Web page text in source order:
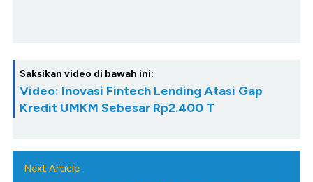
Saksikan video di bawah ini:
Video: Inovasi Fintech Lending Atasi Gap
Kredit UMKM Sebesar Rp2.400 T
Next Article